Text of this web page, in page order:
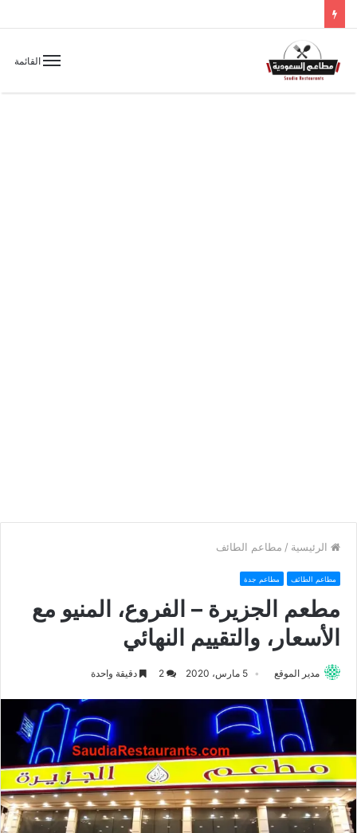
القائمة
الرئيسية / مطاعم الطائف
مطاعم الطائف مطاعم جدة
مطعم الجزيرة – الفروع، المنيو مع
الأسعار، والتقييم النهائي
مدير الموقع 5 مارس، 2020 دقيقة واحدة